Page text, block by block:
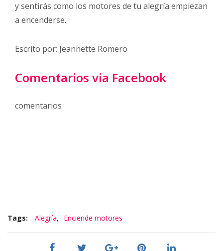
y sentirás como los motores de tu alegría empiezan
a encenderse.
Escrito por: Jeannette Romero
Comentarios via Facebook
comentarios
Tags: Alegría, Enciende motores